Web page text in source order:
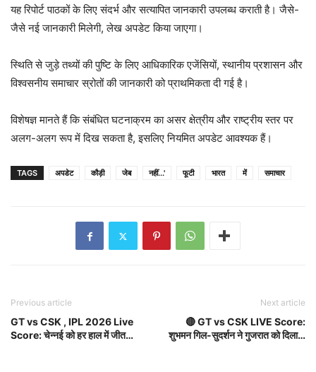
यह रिपोर्ट पाठकों के लिए संदर्भ और सत्यापित जानकारी उपलब्ध कराती है। जैसे-
जैसे नई जानकारी मिलेगी, लेख अपडेट किया जाएगा।
स्थिति से जुड़े तथ्यों की पुष्टि के लिए आधिकारिक एजेंसियों, स्थानीय प्रशासन और
विश्वसनीय समाचार स्रोतों की जानकारी को प्राथमिकता दी गई है।
विशेषज्ञ मानते हैं कि संबंधित घटनाक्रम का असर क्षेत्रीय और राष्ट्रीय स्तर पर
अलग-अलग रूप में दिख सकता है, इसलिए नियमित अपडेट आवश्यक हैं।
TAGS अपडेट कौड़ी जेब नहीं...' फूटी भारत में समाचार
Previous article
GT vs CSK , IPL 2026 Live
Score: चेन्नई को हर हाल में जीत…
Next article
🔴 GT vs CSK LIVE Score:
शुभमन गिल-सुदर्शन ने गुजरात को दिला…